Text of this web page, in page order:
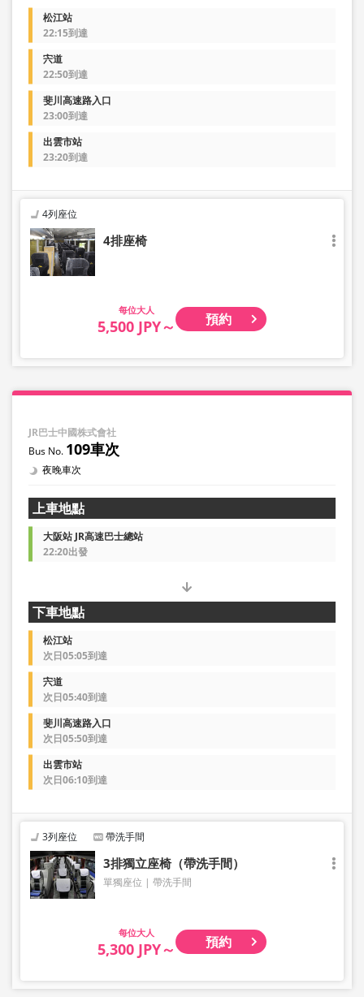
松江站
22:15到達
宍道
22:50到達
斐川高速路入口
23:00到達
出雲市站
23:20到達
4列座位
4排座椅
大人
5,500 JPY～ 預約
JR巴士中國株式會社
109車次
夜晚車次
上車地點
大阪站 JR高速巴士總站
22:20出發
下車地點
松江站
次日05:05到達
宍道
次日05:40到達
斐川高速路入口
次日05:50到達
出雲市站
次日06:10到達
3列座位 帶洗手間
3排獨立座椅（帶洗手間）
單獨座位 帶洗手間
大人
5,300 JPY～ 預約